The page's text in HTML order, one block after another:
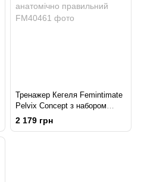
Тренажер Кегеля Femintimate
Pelvix Concept з набором
вантажів, анатомічно
правильний
2 179 грн